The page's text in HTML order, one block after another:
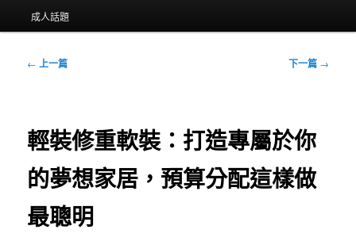
單
成人話題
文
← 上一篇 下一篇 →
輕裝修重軟裝：打造專屬於你
的夢想家居，預算分配這樣做
最聰明